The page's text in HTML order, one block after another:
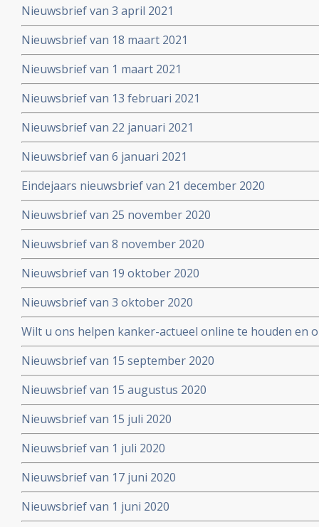
Nieuwsbrief van 3 april 2021
Nieuwsbrief van 18 maart 2021
Nieuwsbrief van 1 maart 2021
Nieuwsbrief van 13 februari 2021
Nieuwsbrief van 22 januari 2021
Nieuwsbrief van 6 januari 2021
Eindejaars nieuwsbrief van 21 december 2020
Nieuwsbrief van 25 november 2020
Nieuwsbrief van 8 november 2020
Nieuwsbrief van 19 oktober 2020
Nieuwsbrief van 3 oktober 2020
Wilt u ons helpen kanker-actueel online te houden en
extra donatie aub?
Nieuwsbrief van 15 september 2020
Nieuwsbrief van 15 augustus 2020
Nieuwsbrief van 15 juli 2020
Nieuwsbrief van 1 juli 2020
Nieuwsbrief van 17 juni 2020
Nieuwsbrief van 1 juni 2020